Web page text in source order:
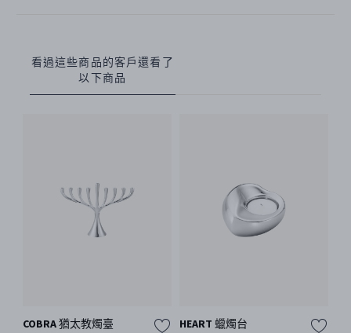
看過這些商品的客戶還看了
以下商品
COBRA 猶太教燭臺 HEART 蠟燭台